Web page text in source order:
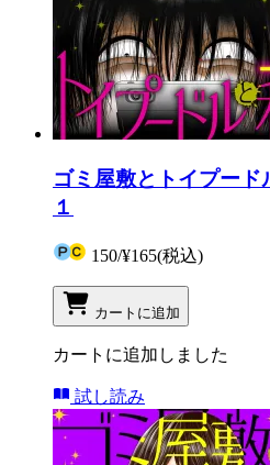
ゴミ屋敷とトイプー
１
150/¥165(税込)
カートに追加
カートに追加しました
試し読み